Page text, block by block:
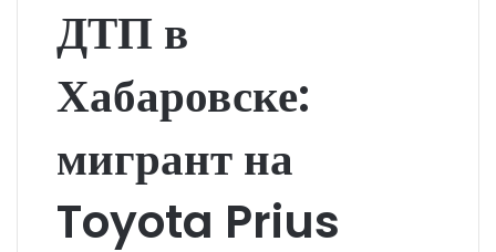
ДТП в
Хабаровске:
мигрант на
Toyota Prius